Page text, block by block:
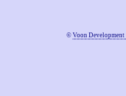
© Voon Development